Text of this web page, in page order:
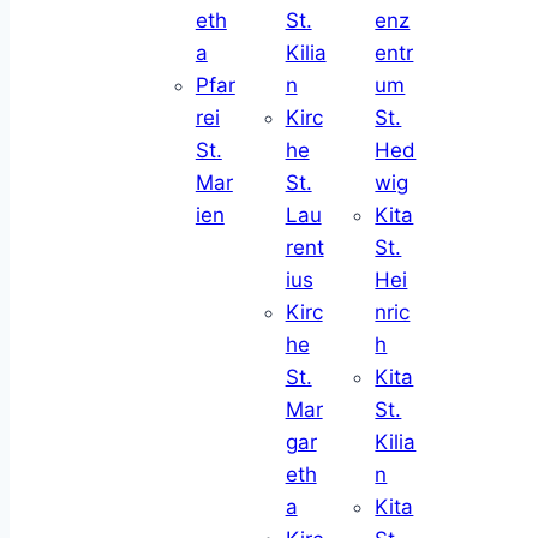
eth
a
Pfar
rei
St.
Mar
ien
St.
Kilia
n
Kirc
he
St.
Lau
rent
ius
Kirc
he
St.
Mar
gar
eth
a
enz
entr
um
St.
Hed
wig
Kita
St.
Hei
nric
h
Kita
St.
Kilia
n
Kita